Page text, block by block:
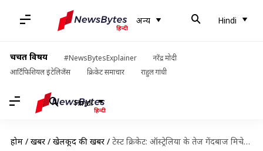
अन्य Hindi
चर्चित विषय #NewsBytesExplainer
नरेंद्र मोदी
आर्टिफिशियल इंटेलिजेंस
क्रिकेट समाचार राहुल गांधी
Hindi
होम / खबरें / खेलकूद की खबरें / टेस्ट क्रिकेट: ऑस्ट्रेलिया के तेज गेंदबाज मिचेल स्टार्क का भारत के खिलाफ कैसा रहा है प्रदर्शन?